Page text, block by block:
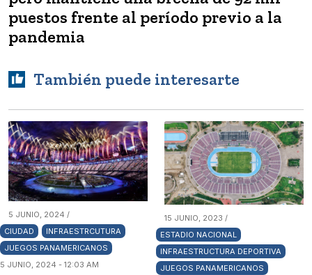
puestos frente al período previo a la
pandemia
También puede interesarte
5 JUNIO, 2024 /
CIUDAD
INFRAESTRCUTURA
JUEGOS PANAMERICANOS
5 JUNIO, 2024 - 12:03 AM
15 JUNIO, 2023 /
ESTADIO NACIONAL
INFRAESTRUCTURA DEPORTIVA
JUEGOS PANAMERICANOS